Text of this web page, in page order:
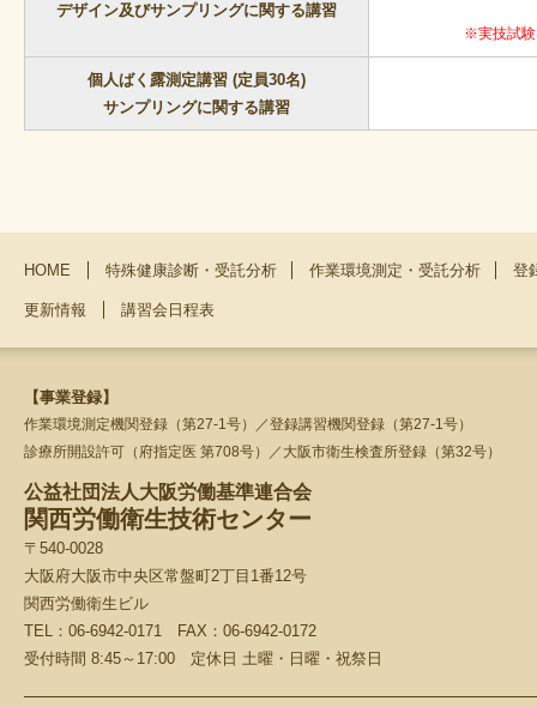
デザイン及びサンプリングに関する講習
※実技試験
個人ばく露測定講習 (定員30名)
サンプリングに関する講習
HOME 特殊健康診断・受託分析 作業環境測定・受託分析 登
更新情報 講習会日程表
【事業登録】
作業環境測定機関登録（第27-1号）／登録講習機関登録（第27-1号）
診療所開設許可（府指定医 第708号）／大阪市衛生検査所登録（第32号）
公益社団法人大阪労働基準連合会
関西労働衛生技術センター
〒540-0028
大阪府大阪市中央区常盤町2丁目1番12号
関西労働衛生ビル
TEL：06-6942-0171 FAX：06-6942-0172
受付時間 8:45～17:00 定休日 土曜・日曜・祝祭日